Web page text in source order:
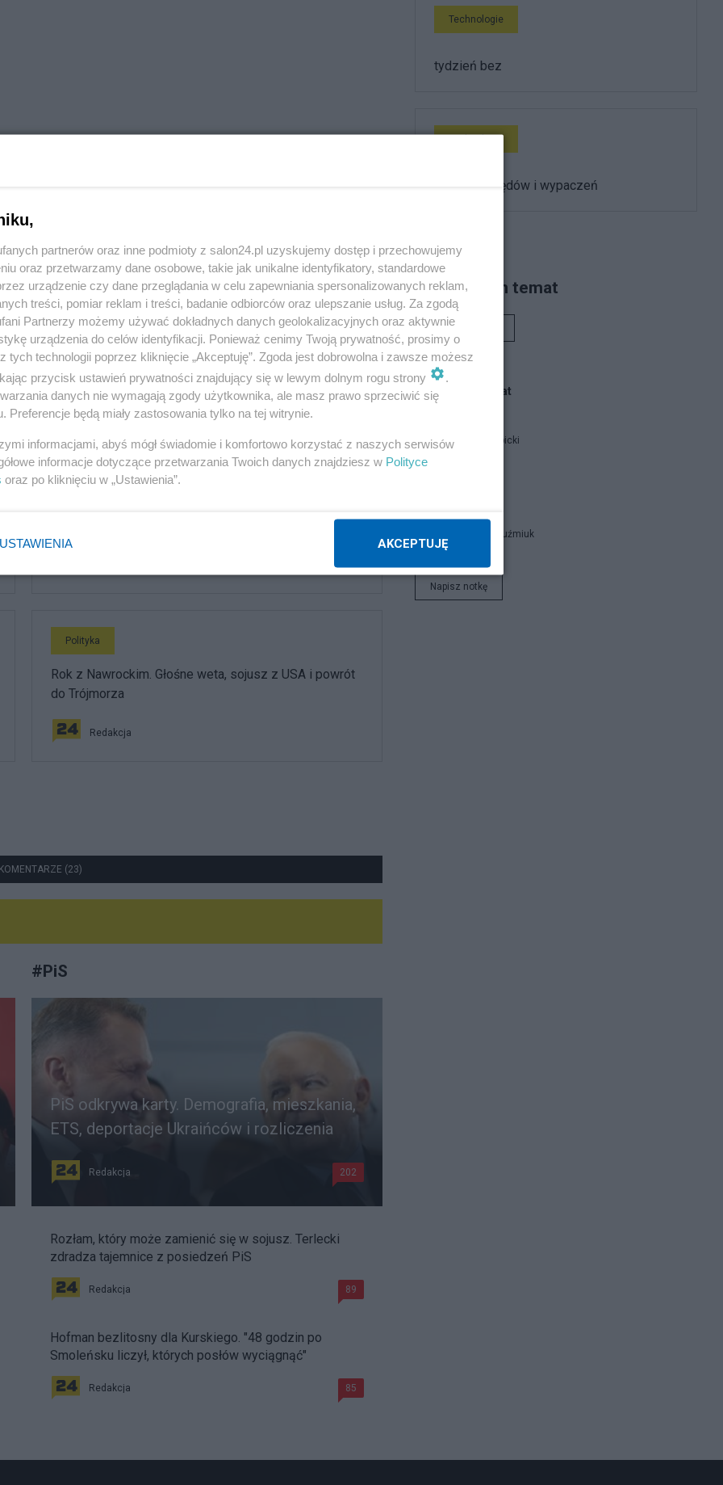
23 Obserwuj notkę
Polityka
Polityka
Rok z Nawrockim. Głośne weta, sojusz z USA i powrót
do Trójmorza
Redakcja
(23)
#PiS
PiS odkrywa karty. Demografia, mieszkania,
ETS, deportacje Ukraińców i rozliczenia
Redakcja 202
Rozłam, który może zamienić się w sojusz. Terlecki
zdradza tajemnice z posiedzeń PiS
Redakcja 89
Hofman bezlitosny dla Kurskiego. "48 godzin po
Smoleńsku liczył, których posłów wyciągnąć"
Redakcja 85
Technologie
tydzień bez
Technologie
sześć lat błędów i wypaczeń
Piszą na ten temat
Blogi na ten temat
Jan Filip Libicki
Zbigniew Kuźmiuk
Napisz notkę
partnerów oraz inne podmioty z salon24.pl uzyskujemy dostęp i przechowujemy
oraz przetwarzamy dane osobowe, takie jak unikalne identyfikatory, standardowe
urządzenie czy dane przeglądania w celu zapewniania spersonalizowanych reklam,
treści, pomiar reklam i treści, badanie odbiorców oraz ulepszanie usług. Za zgodą
Partnerzy możemy używać dokładnych danych geolokalizacyjnych oraz aktywnie
urządzenia do celów identyfikacji. Ponieważ cenimy Twoją prywatność, prosimy o
tych technologii poprzez kliknięcie „Akceptuję”. Zgoda jest dobrowolna i zawsze możesz
przycisk ustawień prywatności znajdujący się w lewym dolnym rogu strony
danych nie wymagają zgody użytkownika, ale masz prawo sprzeciwić się
Preferencje będą miały zastosowania tylko na tej witrynie.
informacjami, abyś mógł świadomie i komfortowo korzystać z naszych serwisów
informacje dotyczące przetwarzania Twoich danych znajdziesz w Polityce
oraz po kliknięciu w „Ustawienia”.
USTAWIENIA AKCEPTUJĘ